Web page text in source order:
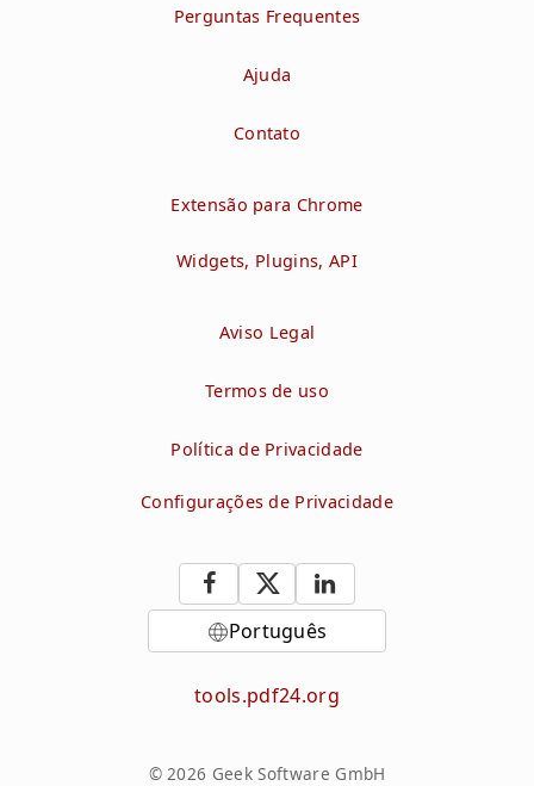
Perguntas Frequentes
Ajuda
Contato
Extensão para Chrome
Widgets, Plugins, API
Aviso Legal
Termos de uso
Política de Privacidade
Configurações de Privacidade
Português
tools.pdf24.org
© 2026 Geek Software GmbH